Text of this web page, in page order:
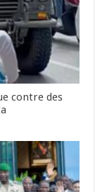
contre des